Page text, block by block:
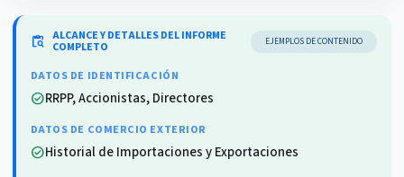
content_paste_search ALCANCE Y DETALLES DEL INFORME
COMPLETO EJEMPLOS DE CONTENIDO
DATOS DE IDENTIFICACIÓN
check_circleRRPP, Accionistas, Directores
DATOS DE COMERCIO EXTERIOR
check_circleHistorial de Importaciones y Exportaciones